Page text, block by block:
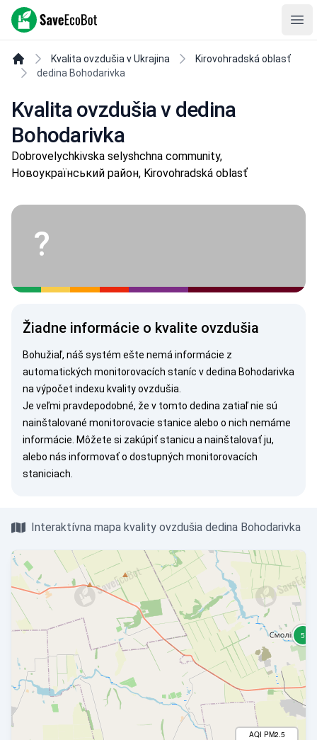
SaveEcoBot
Kvalita ovzdušia v Ukrajina
Kirovohradská oblasť
dedina Bohodarivka
Kvalita ovzdušia v dedina
Bohodarivka
Dobrovelychkivska selyshchna community,
Новоукраїнський район, Kirovohradská oblasť
?
Žiadne informácie o kvalite ovzdušia
Bohužiaľ, náš systém ešte nemá informácie z
automatických monitorovacích staníc v dedina Bohodarivka
na výpočet indexu kvality ovzdušia.
Je veľmi pravdepodobné, že v tomto dedina zatiaľ nie sú
nainštalované monitorovacie stanice alebo o nich nemáme
informácie. Môžete si zakúpiť stanicu a nainštalovať ju,
alebo nás informovaťo dostupných monitorovacích
staniciach.
Interaktívna mapa kvality ovzdušia dedina Bohodarivka
AQI PM2.5